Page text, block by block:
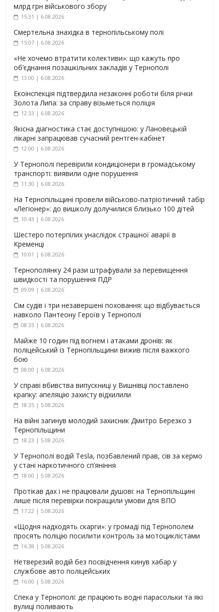
млрд грн військового збору
15:31 | 6.08.2026
Смертельна знахідка в тернопільському полі
15:07 | 6.08.2026
«Не хочемо втратити колективи»: що кажуть про
об’єднання позашкільних закладів у Тернополі
13:00 | 6.08.2026
Екоінспекція підтвердила незаконні роботи біля річки
Золота Липа: за справу візьметься поліція
12:33 | 6.08.2026
Якісна діагностика стає доступнішою: у Лановецькій
лікарні запрацював сучасний рентген-кабінет
12:00 | 6.08.2026
У Тернополі перевірили кондиціонери в громадському
транспорті: виявили одне порушення
11:30 | 6.08.2026
На Тернопільщині провели військово-патріотичний табір
«Легіонер»: до вишколу долучилися близько 100 дітей
10:43 | 6.08.2026
Шестеро потерпілих унаслідок страшної аварії в
Кременці
10:01 | 6.08.2026
Тернополянку 24 рази штрафували за перевищення
швидкості та порушення ПДР
09:09 | 6.08.2026
Сім судів і три незавершені поховання: що відбувається
навколо Пантеону Героїв у Тернополі
08:33 | 6.08.2026
Майже 10 годин під вогнем і атаками дронів: як
поліцейський із Тернопільщини вижив після важкого
бою
08:00 | 6.08.2026
У справі вбивства випускниці у Вишнівці поставлено
крапку: апеляцію захисту відхилили
18:35 | 5.08.2026
На війні загинув молодий захисник Дмитро Березко з
Тернопільщини
18:23 | 5.08.2026
У Тернополі водій Tesla, позбавлений прав, сів за кермо
у стані наркотичного сп’яніння
18:00 | 5.08.2026
Протікав дах і не працювали душові: на Тернопільщині
лише після перевірки покращили умови для ВПО
17:22 | 5.08.2026
«Щодня надходять скарги»: у громаді під Тернополем
просять поліцію посилити контроль за мотоциклістами
16:38 | 5.08.2026
Нетверезий водій без посвідчення кинув хабар у
службове авто поліцейських
16:00 | 5.08.2026
Спека у Тернополі: де працюють водні парасольки та які
вулиці поливають